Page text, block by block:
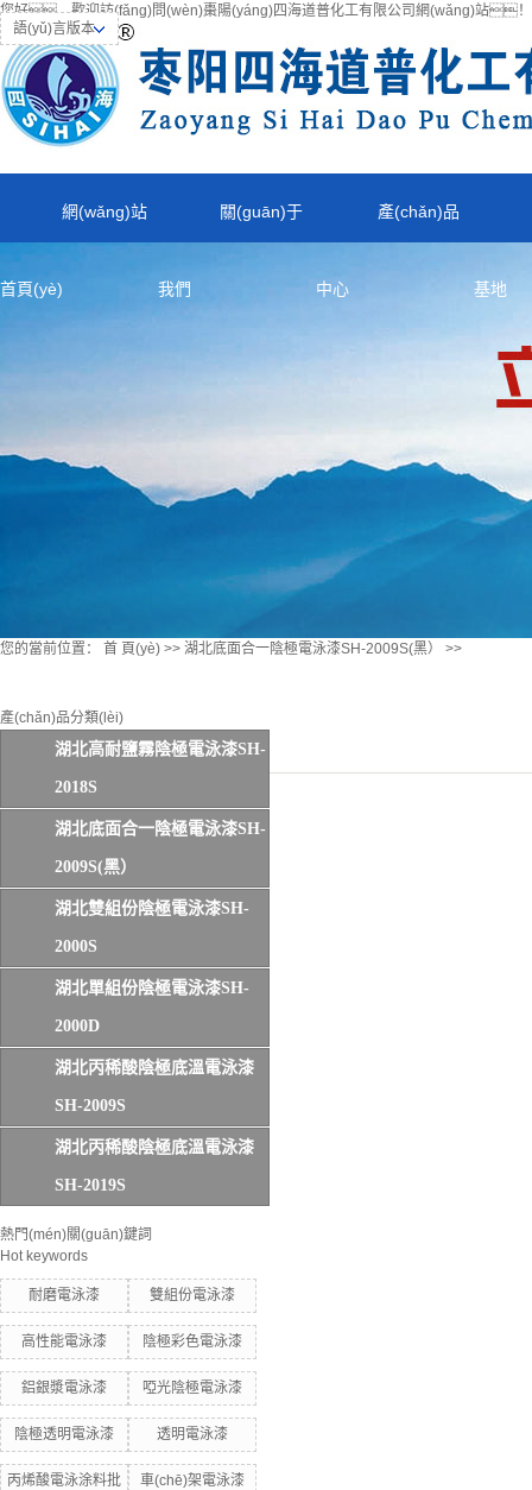
您好，歡迎訪(fǎng)問(wèn)棗陽(yáng)四海道普化工有限公司網(wǎng)站！
語(yǔ)言版本
網(wǎng)站
首頁(yè)
關(guān)于
我們
產(chǎn)品
中心 基地
您的當前位置： 首 頁(yè) >> 湖北底面合一陰極電泳漆SH-2009S(黑） >>
產(chǎn)品分類(lèi)
湖北高耐鹽霧陰極電泳漆SH-
2018S
湖北底面合一陰極電泳漆SH-
2009S(黑）
湖北雙組份陰極電泳漆SH-
2000S
湖北單組份陰極電泳漆SH-
2000D
湖北丙稀酸陰極底溫電泳漆
SH-2009S
湖北丙稀酸陰極底溫電泳漆
SH-2019S
熱門(mén)關(guān)鍵詞
Hot keywords
耐磨電泳漆 雙組份電泳漆
高性能電泳漆 陰極彩色電泳漆
鋁銀漿電泳漆 啞光陰極電泳漆
陰極透明電泳漆 透明電泳漆
丙烯酸電泳涂料批
車(chē)架電泳漆